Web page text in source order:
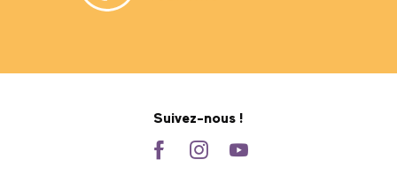
Suivez-nous !